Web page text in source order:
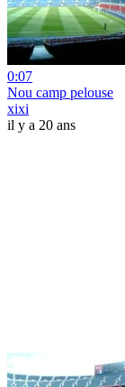
0:07
Nou camp pelouse
xixi
il y a 20 ans